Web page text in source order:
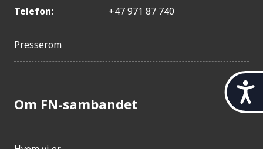
t
l
Telefon: +47 971 87 740
Presserom
Om FN-sambandet